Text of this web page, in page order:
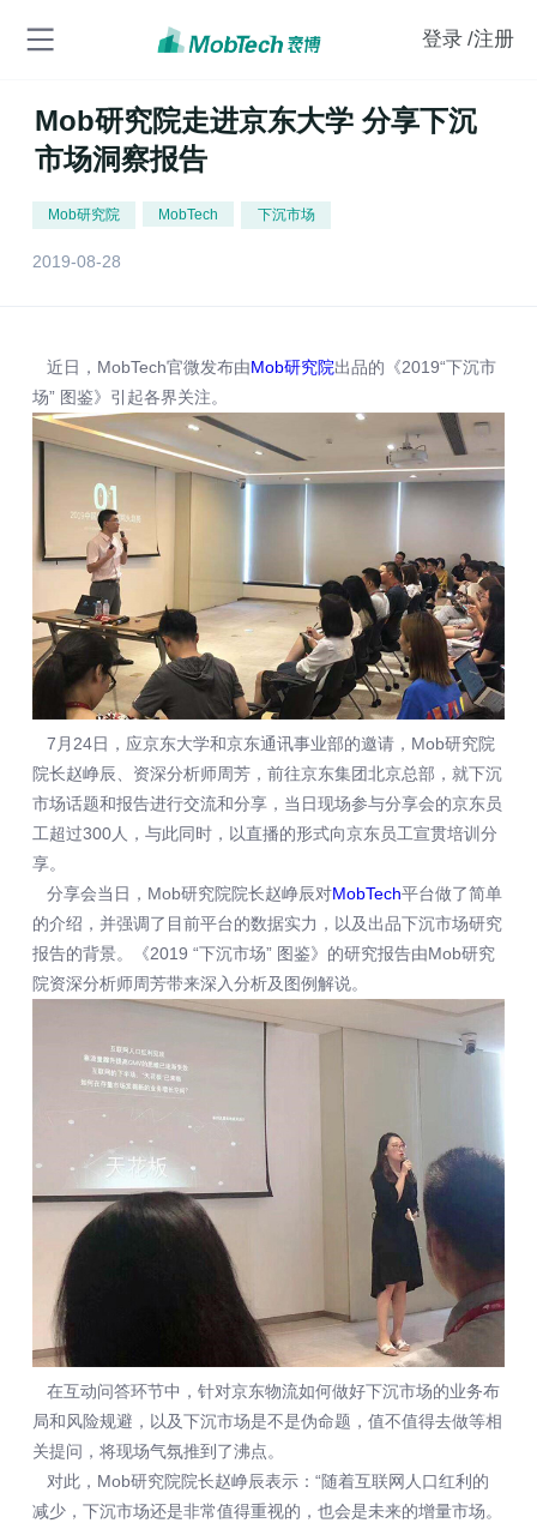
登录 /注册
Mob研究院走进京东大学 分享下沉
市场洞察报告
Mob研究院 MobTech 下沉市场
2019-08-28
近日，MobTech官微发布由Mob研究院出品的《2019“下沉市
场” 图鉴》引起各界关注。
7月24日，应京东大学和京东通讯事业部的邀请，Mob研究院
院长赵峥辰、资深分析师周芳，前往京东集团北京总部，就下沉
市场话题和报告进行交流和分享，当日现场参与分享会的京东员
工超过300人，与此同时，以直播的形式向京东员工宣贯培训分
享。
分享会当日，Mob研究院院长赵峥辰对MobTech平台做了简单
的介绍，并强调了目前平台的数据实力，以及出品下沉市场研究
报告的背景。《2019 “下沉市场” 图鉴》的研究报告由Mob研究
院资深分析师周芳带来深入分析及图例解说。
在互动问答环节中，针对京东物流如何做好下沉市场的业务布
局和风险规避，以及下沉市场是不是伪命题，值不值得去做等相
关提问，将现场气氛推到了沸点。
对此，Mob研究院院长赵峥辰表示：“随着互联网人口红利的
减少，下沉市场还是非常值得重视的，也会是未来的增量市场。